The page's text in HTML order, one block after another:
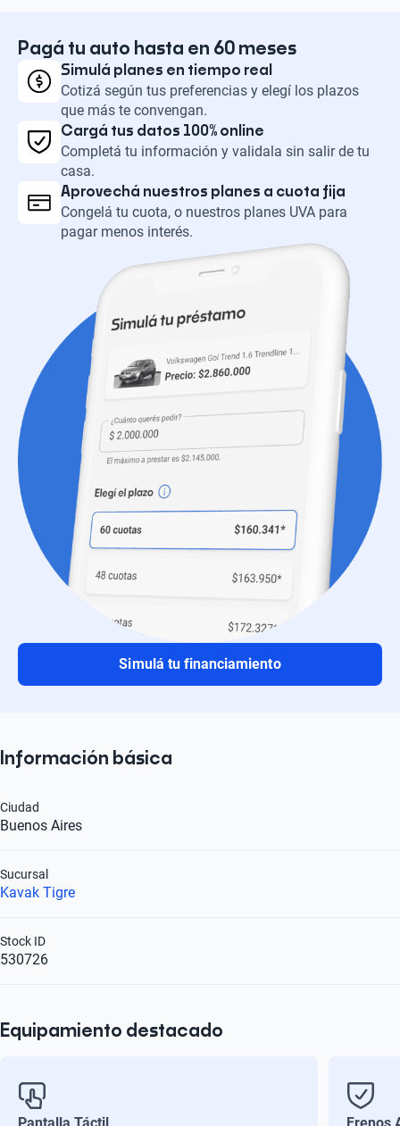
Pagá tu auto hasta en 60 meses
Simulá planes en tiempo real
Cotizá según tus preferencias y elegí los plazos
que más te convengan.
Cargá tus datos 100% online
Completá tu información y validala sin salir de tu
casa.
Aprovechá nuestros planes a cuota fija
Congelá tu cuota, o nuestros planes UVA para
pagar menos interés.
Simulá tu financiamiento
Información básica
Buenos Aires
Ciudad
Kavak Tigre
Sucursal
530726
Stock ID
Equipamiento destacado